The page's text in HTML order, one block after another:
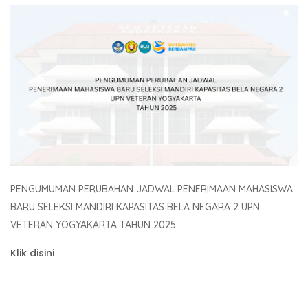
PENGUMUMAN PERUBAHAN JADWAL PENERIMAAN MAHASISWA
BARU SELEKSI MANDIRI KAPASITAS BELA NEGARA 2 UPN
VETERAN YOGYAKARTA TAHUN 2025
Klik disini